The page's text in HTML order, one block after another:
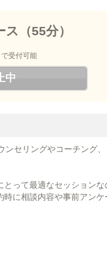
（55分）
受付可能
中
セリングやコーチング
って最適なセッション
に相談内容や事前アン